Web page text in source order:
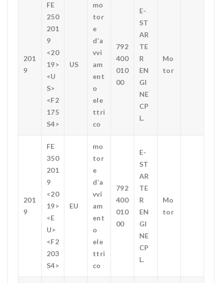
201
9
FE
250
201
9
<20
19>
<U
S>
<F2
175
S4>
US
mo
tor
e
d’a
vvi
am
ent
o
ele
ttri
co
792
400
010
00
E-
ST
AR
TE
R
EN
GI
NE
CP
L.
Mo
tor
201
9
FE
350
201
9
<20
19>
<E
U>
<F2
203
S4>
EU
mo
tor
e
d’a
vvi
am
ent
o
ele
ttri
co
792
400
010
00
E-
ST
AR
TE
R
EN
GI
NE
CP
L.
Mo
tor